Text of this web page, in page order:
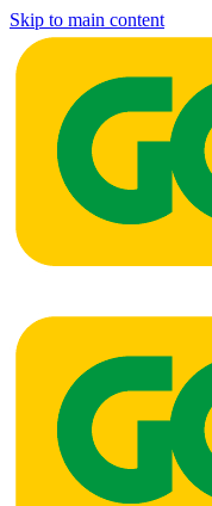
Skip to main content